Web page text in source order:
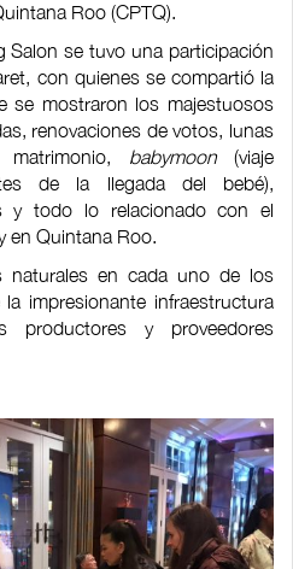
Roo (CPTQ).
Salon se tuvo una participación
con quienes se compartió la
se mostraron los majestuosos
renovaciones de votos, lunas
babymoon(viaje
de la llegada del bebé),
y todo lo relacionado con el
en Quintana Roo.
naturales en cada uno de los
impresionante infraestructura
productores y proveedores